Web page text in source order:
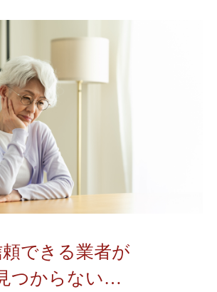
できる業者が
つからない…